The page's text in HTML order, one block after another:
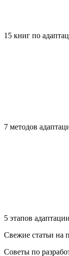
15 книг по
7 методов
5 этапов
Свежие статьи на
Советы по